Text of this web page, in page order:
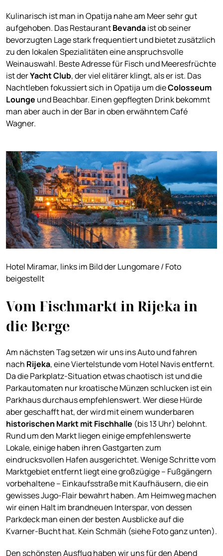
Kulinarisch ist man in Opatija nahe am Meer sehr gut
aufgehoben. Das RestaurantBevandaist ob seiner
bevorzugten Lage stark frequentiert und bietet zusätzlich
zu den lokalen Spezialitäten eine anspruchsvolle
Weinauswahl. Beste Adresse für Fisch und Meeresfrüchte
ist derYacht Club, der viel elitärer klingt, als er ist. Das
Nachtleben fokussiert sich in Opatija um dieColosseum
Lounge und Beachbar. Einen gepflegten Drink bekommt
man aber auch in der Bar in oben erwähntem Café
Wagner.
Hotel Miramar, links im Bild der Lungomare / Foto
beigestellt
Vom Fischmarkt in Rijeka in
die Berge
Am nächsten Tag setzen wir uns ins Auto und fahren
nach Rijeka, eine Viertelstunde vom Hotel Navis entfernt.
Da die Parkplatz-Situation etwas chaotisch ist und die
Parkautomaten nur kroatische Münzen schlucken ist ein
Parkhaus durchaus empfehlenswert. Wer diese Hürde
aber geschafft hat, der wird mit einem wunderbaren
historischen Markt mit Fischhalle (bis 13 Uhr) belohnt.
Rund um den Markt liegen einige empfehlenswerte
Lokale, einige haben ihren Gastgarten zum
eindrucksvollen Hafen ausgerichtet. Wenige Schritte vom
Marktgebiet entfernt liegt eine großzügige – Fußgängern
vorbehaltene – Einkaufsstraße mit Kaufhäusern, die ein
gewisses Jugo-Flair bewahrt haben. Am Heimweg machen
wir einen Halt im brandneuen Interspar, von dessen
Parkdeck man einen der besten Ausblicke auf die
Kvarner-Bucht hat. Kein Schmäh (siehe Foto ganz unten).
Den schönsten Ausflug haben wir uns für den Abend